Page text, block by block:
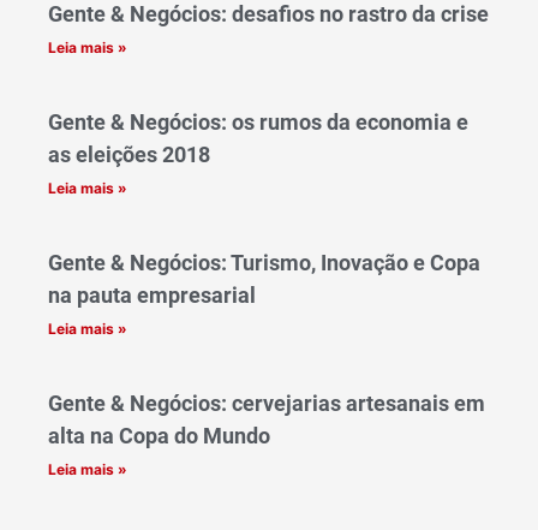
Gente & Negócios: desafios no rastro da crise
Leia mais »
Gente & Negócios: os rumos da economia e
as eleições 2018
Leia mais »
Gente & Negócios: Turismo, Inovação e Copa
na pauta empresarial
Leia mais »
Gente & Negócios: cervejarias artesanais em
alta na Copa do Mundo
Leia mais »